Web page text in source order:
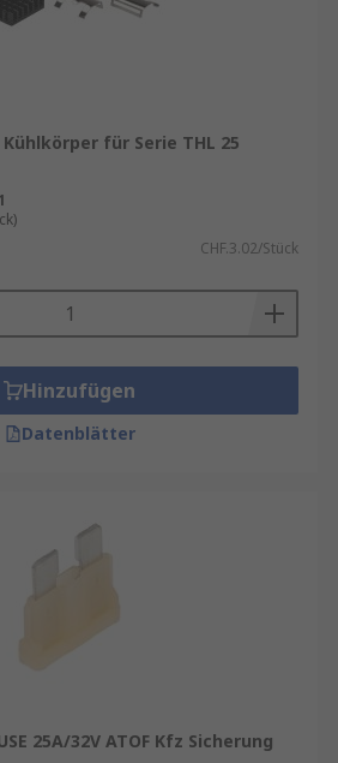
Kühlkörper für Serie THL 25
CHF.3.02/Stück
Hinzufügen
Datenblätter
25A/32V ATOF Kfz Sicherung